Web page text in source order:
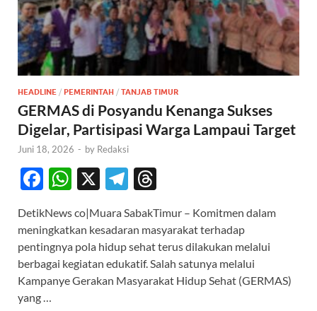
HEADLINE / PEMERINTAH / TANJAB TIMUR
GERMAS di Posyandu Kenanga Sukses
Digelar, Partisipasi Warga Lampaui Target
Juni 18, 2026 - by Redaksi
F
e
b
o
o
W
at
s
A
p
X
T
e
gr
a
m
e
a
ds
DetikNews co|Muara SabakTimur – Komitmen dalam
meningkatkan kesadaran masyarakat terhadap
pentingnya pola hidup sehat terus dilakukan melalui
berbagai kegiatan edukatif. Salah satunya melalui
Kampanye Gerakan Masyarakat Hidup Sehat (GERMAS)
yang …